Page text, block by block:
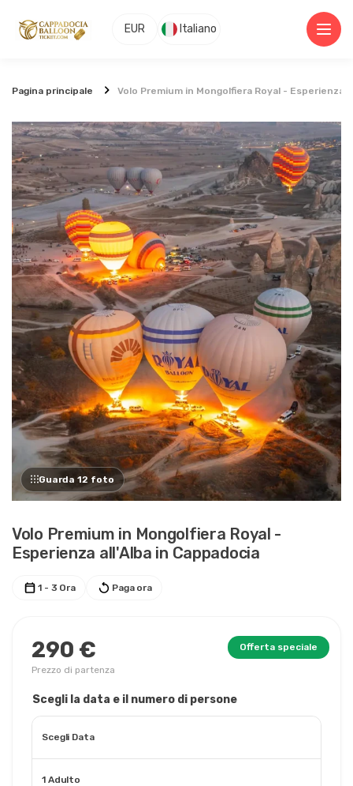
EUR Italiano
Pagina principale Volo Premium in Mongolfiera Royal - Esperienza
Guarda 12 foto
Volo Premium in Mongolfiera Royal -
Esperienza all'Alba in Cappadocia
1 - 3 Ora Paga ora
Offerta speciale
290 €
Prezzo di partenza
Scegli la data e il numero di persone
Scegli Data
1 Adulto